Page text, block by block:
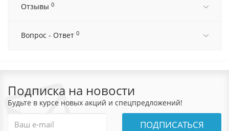
Отзывы 0
Вопрос - Ответ 0
Подписка на новости
Будьте в курсе новых акций и спецпредложений!
ПОДПИСАТЬСЯ